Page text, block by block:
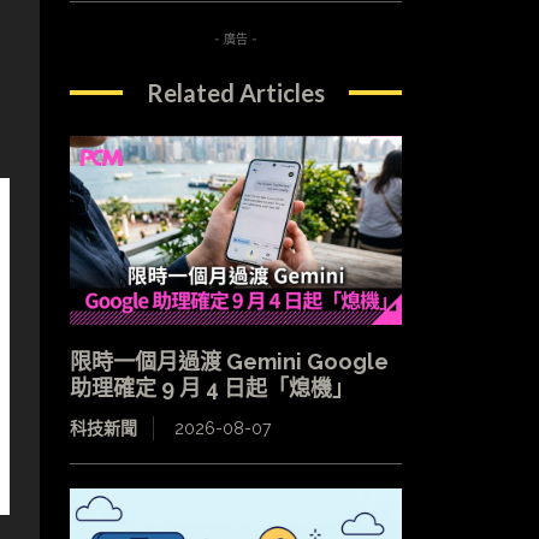
- 廣告 -
Related Articles
限時一個月過渡 Gemini Google
助理確定 9 月 4 日起「熄機」
科技新聞 2026-08-07